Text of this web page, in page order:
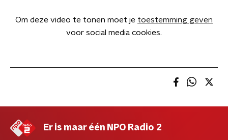
Om deze video te tonen moet je toestemming geven
voor social media cookies.
Er is maar één NPO Radio 2